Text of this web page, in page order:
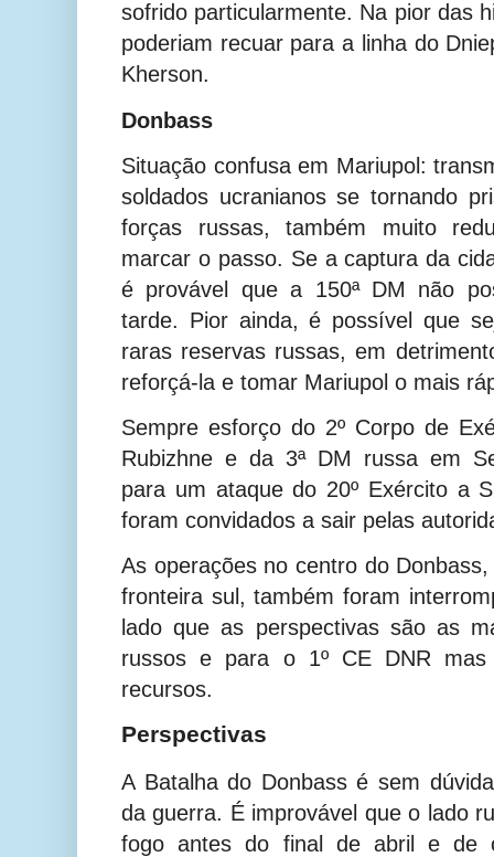
sofrido particularmente. Na pior das
poderiam recuar para a linha do
Kherson.
Donbass
Situação confusa em Mariupol:
soldados ucranianos se tornando
forças russas, também muito
marcar o passo. Se a captura da
é provável que a 150ª DM não
tarde. Pior ainda, é possível que
raras reservas russas, em
reforçá-la e tomar Mariupol o mais
Sempre esforço do 2º Corpo de
Rubizhne e da 3ª DM russa em
para um ataque do 20º Exército a
foram convidados a sair pelas
As operações no centro do
fronteira sul, também foram
lado que as perspectivas são as
russos e para o 1º CE DNR mas
recursos.
Perspectivas
A Batalha do Donbass é sem
da guerra. É improvável que o lado
fogo antes do final de abril e de